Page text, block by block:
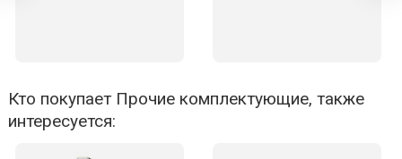
Кто покупает Прочие комплектующие, также
интересуется: